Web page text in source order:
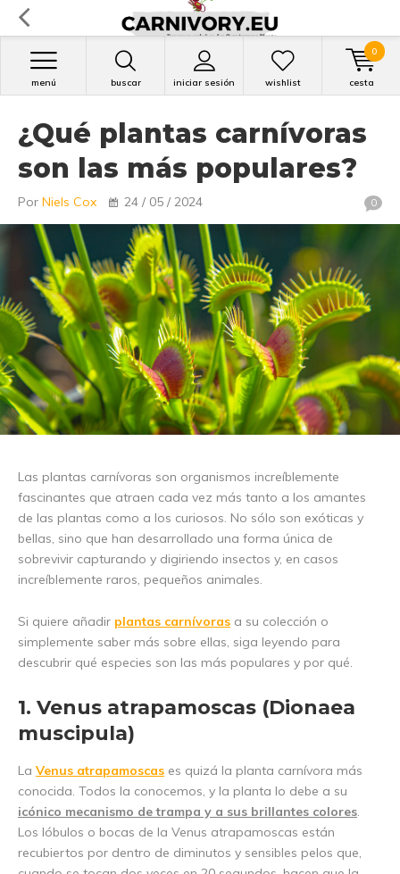
buscar iniciar sesión
menú wishlist cesta
0
¿Qué plantas carnívoras
son las más populares?
Por Niels Cox 24 / 05 / 2024 0
Las plantas carnívoras son organismos increíblemente
fascinantes que atraen cada vez más tanto a los amantes
de las plantas como a los curiosos. No sólo son exóticas y
bellas, sino que han desarrollado una forma única de
sobrevivir capturando y digiriendo insectos y, en casos
increíblemente raros, pequeños animales.
Si quiere añadir plantas carnívoras a su colección o
simplemente saber más sobre ellas, siga leyendo para
descubrir qué especies son las más populares y por qué.
1. Venus atrapamoscas (Dionaea
muscipula)
La Venus atrapamoscas es quizá la planta carnívora más
conocida. Todos la conocemos, y la planta lo debe a su
icónico mecanismo de trampa y a sus brillantes colores.
Los lóbulos o bocas de la Venus atrapamoscas están
recubiertos por dentro de diminutos y sensibles pelos que,